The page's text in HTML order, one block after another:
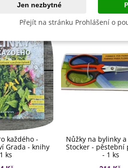
každého -
Grada - knihy
ks
Nůžky na bylinky
Stocker - pěstební
- 1 ks
Jen nezbytné
Přejít na stránku Prohlášení o